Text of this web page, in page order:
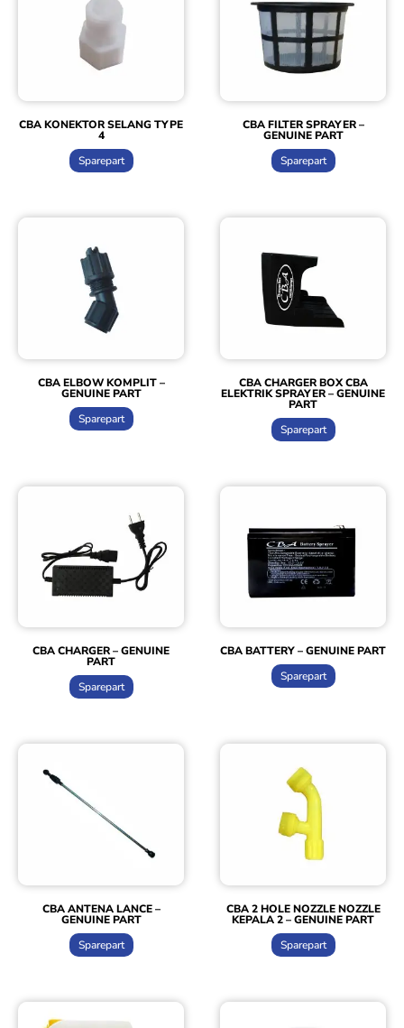
CBA KONEKTOR SELANG TYPE
4
Sparepart
CBA FILTER SPRAYER –
GENUINE PART
Sparepart
CBA ELBOW KOMPLIT –
GENUINE PART
Sparepart
CBA CHARGER BOX CBA
ELEKTRIK SPRAYER – GENUINE
PART
Sparepart
CBA CHARGER – GENUINE
PART
Sparepart
CBA BATTERY – GENUINE PART
Sparepart
CBA ANTENA LANCE –
GENUINE PART
Sparepart
CBA 2 HOLE NOZZLE NOZZLE
KEPALA 2 – GENUINE PART
Sparepart